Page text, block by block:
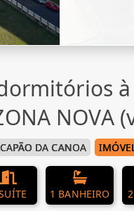
NOVA
CAPÃO DA CANOA
1 BANHEIRO